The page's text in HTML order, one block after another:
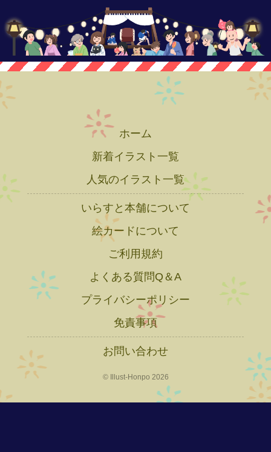
ホーム
新着イラスト一覧
人気のイラスト一覧
いらすと本舗について
絵カードについて
ご利用規約
よくある質問Q＆A
プライバシーポリシー
免責事項
お問い合わせ
© Illust-Honpo 2026